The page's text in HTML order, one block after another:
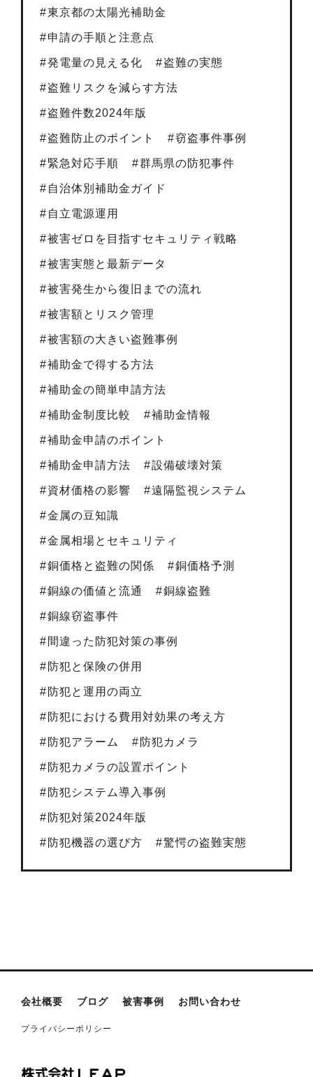
東京都の太陽光補助金
申請の手順と注意点
発電量の見える化 盗難の実態
盗難リスクを減らす方法
盗難件数2024年版
盗難防止のポイント 窃盗事件事例
緊急対応手順 群馬県の防犯事件
自治体別補助金ガイド
自立電源運用
被害ゼロを目指すセキュリティ戦略
被害実態と最新データ
被害発生から復旧までの流れ
被害額とリスク管理
被害額の大きい盗難事例
補助金で得する方法
補助金の簡単申請方法
補助金制度比較 補助金情報
補助金申請のポイント
補助金申請方法 設備破壊対策
資材価格の影響 遠隔監視システム
金属の豆知識
金属相場とセキュリティ
銅価格と盗難の関係 銅価格予測
銅線の価値と流通 銅線盗難
銅線窃盗事件
間違った防犯対策の事例
防犯と保険の併用
防犯と運用の両立
防犯における費用対効果の考え方
防犯アラーム 防犯カメラ
防犯カメラの設置ポイント
防犯システム導入事例
防犯対策2024年版
防犯機器の選び方 驚愕の盗難実態
会社概要 ブログ 被害事例 お問い合わせ
プライバシーポリシー